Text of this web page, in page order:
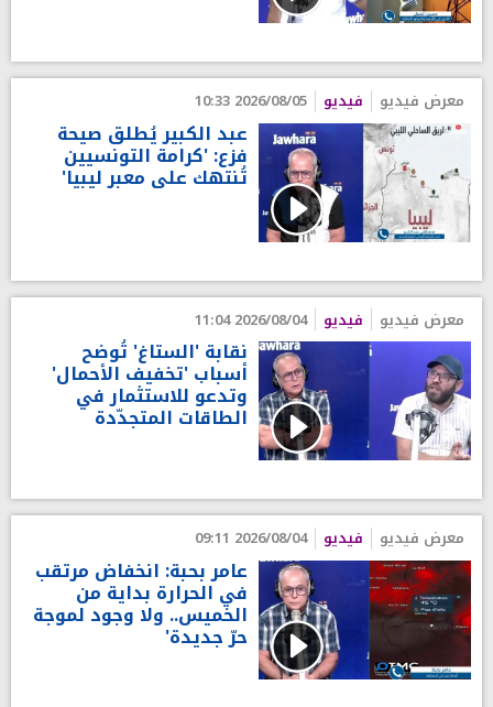
معرض فيديو فيديو 2026/08/05 10:33
عبد الكبير يُطلق صيحة
فزع: 'كرامة التونسيين
تُنتهك على معبر ليبيا'
معرض فيديو فيديو 2026/08/04 11:04
نقابة 'الستاغ' تُوضح
أسباب 'تخفيف الأحمال'
وتدعو للاستثمار في
الطاقات المتجدّدة
معرض فيديو فيديو 2026/08/04 09:11
عامر بحبة: انخفاض مرتقب
في الحرارة بداية من
الخميس.. ولا وجود لموجة
حرّ جديدة'